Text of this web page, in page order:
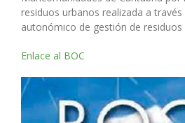
residuos urbanos realizada a
autonómico de gestión de residuos
Enlace al BOC